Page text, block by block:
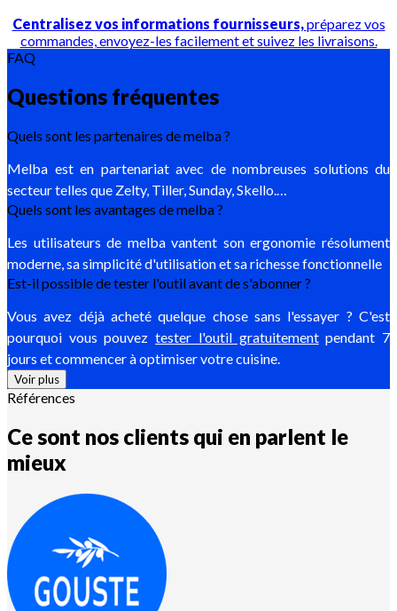
Centralisez vos informations fournisseurs,préparez vos
commandes, envoyez-les facilement et suivez les livraisons.
FAQ
Questions fréquentes
Quels sont les partenaires de melba ?
Melba est en partenariat avec de nombreuses solutions du
secteur telles que Zelty, Tiller, Sunday, Skello.…
Quels sont les avantages de melba ?
Les utilisateurs de melba vantent son ergonomie résolument
moderne, sa simplicité d'utilisation et sa richesse fonctionnelle
Est-il possible de tester l'outil avant de s'abonner ?
Vous avez déjà acheté quelque chose sans l'essayer ? C'est
pourquoi vous pouveztester l'outil gratuitementpendant 7
jours et commencer à optimiser votre cuisine.
Voir plus
Références
Ce sont nos clients qui en parlent le
mieux